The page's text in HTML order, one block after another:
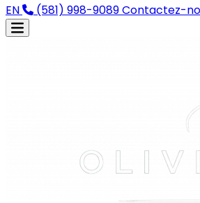
EN (581) 998-9089Contactez-